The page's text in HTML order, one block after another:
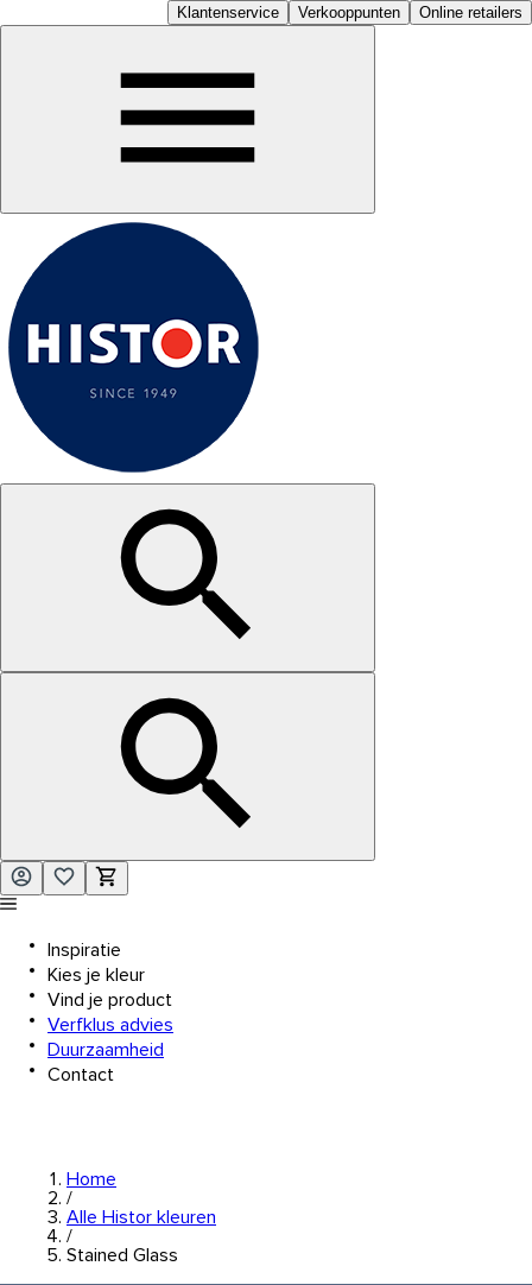
Klantenservice Verkooppunten Online retailers
Inspiratie
Kies je kleur
Vind je product
Verfklus advies
Duurzaamheid
Contact
Home
/
Alle Histor kleuren
/
Stained Glass